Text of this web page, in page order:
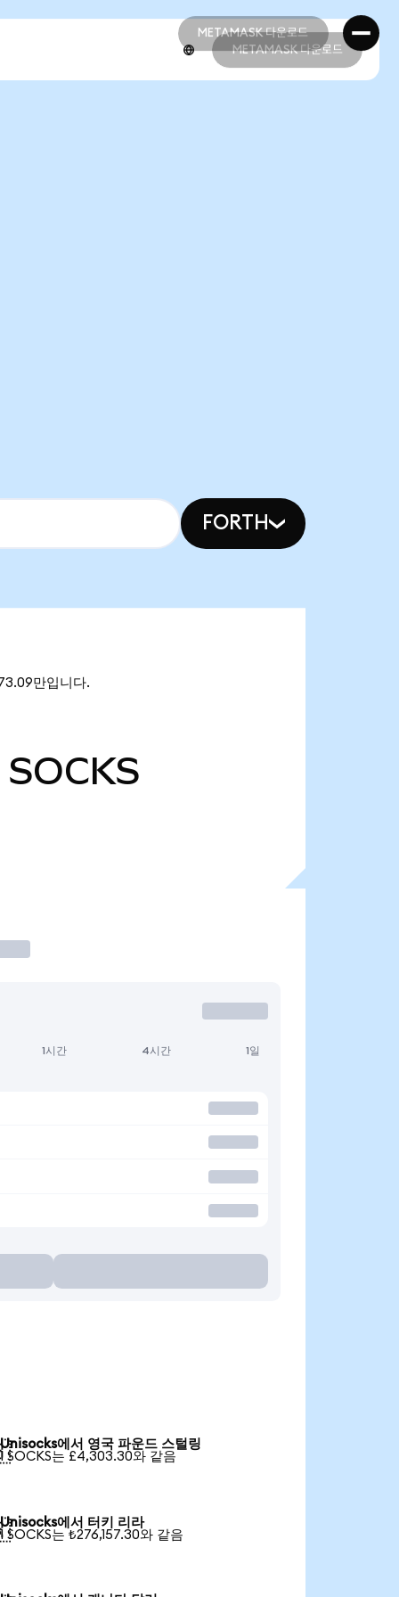
METAMASK 다운로드
METAMASK 다운로드
METAMASK 다운로드
FORTH
만입니다.
SOCKS
1시간 4시간 1일
Unisocks에서 영국 파운드 스털링
1 SOCKS는 £4,303.30와 같음
Unisocks에서 터키 리라
1 SOCKS는 ₺276,157.30와 같음